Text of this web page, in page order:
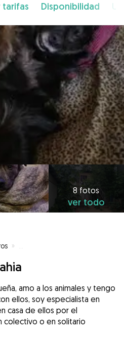
tarifas Disponibilidad
8 fotos
ver todo
»
amo a los animales y tengo
ellos, soy especialista en
casa de ellos por el
colectivo o en solitario